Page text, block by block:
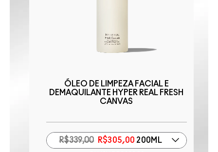
ÓLEO DE LIMPEZA FACIAL E
DEMAQUILANTE HYPER REAL FRESH
CANVAS
R$339,00 R$305,00 200ML